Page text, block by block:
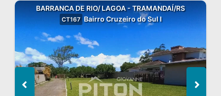
BARRANCA DE RIO/ LAGOA - TRAMANDAÍ/RS
CT167 Bairro Cruzeiro do Sul I